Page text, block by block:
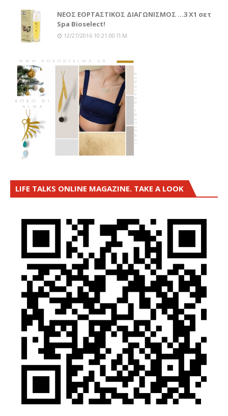
ΝΕΟΣ ΕΟΡΤΑΣΤΙΚΟΣ ΔΙΑΓΩΝΙΣΜΟΣ ...3 Χ1 σετ
Spa Bioselect!
12/27/2016 10:21:00 Π.μ.
LIFE TALKS ONLINE MAGAZINE. TAKE A LOOK